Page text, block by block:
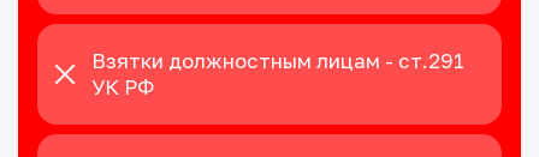
Взятки должностным лицам - ст.291
УК РФ